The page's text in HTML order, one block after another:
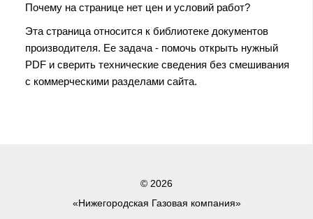
Почему на странице нет цен и условий работ?
Эта страница относится к библиотеке документов
производителя. Ее задача - помочь открыть нужный
PDF и сверить технические сведения без смешивания
с коммерческими разделами сайта.
© 2026
«Нижегородская Газовая компания»